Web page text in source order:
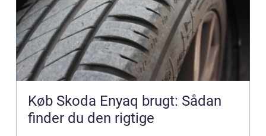
Køb Skoda Enyaq brugt: Sådan
finder du den rigtige